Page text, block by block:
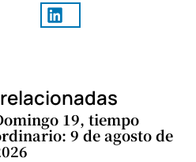
19, tiempo
9 de agosto de